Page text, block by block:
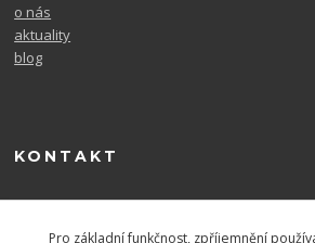
o nás
aktuality
blog
KONTAKT
604 567 726
Pro základní funkčnost, zpříjemnění